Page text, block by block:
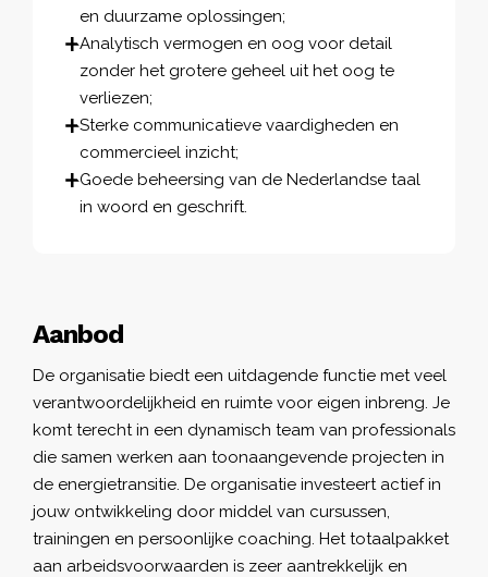
Aanbod
De organisatie biedt een uitdagende functie met veel
verantwoordelijkheid en ruimte voor eigen inbreng. Je
komt terecht in een dynamisch team van professionals
die samen werken aan toonaangevende projecten in
de energietransitie. De organisatie investeert actief in
jouw ontwikkeling door middel van cursussen,
trainingen en persoonlijke coaching. Het totaalpakket
aan arbeidsvoorwaarden is zeer aantrekkelijk en
en duurzame oplossingen;
Analytisch vermogen en oog voor detail
zonder het grotere geheel uit het oog te
verliezen;
Sterke communicatieve vaardigheden en
commercieel inzicht;
Goede beheersing van de Nederlandse taal
in woord en geschrift.